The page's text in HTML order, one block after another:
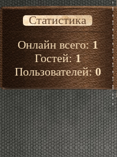
Статистика
Онлайн всего:1
Гостей:1
Пользователей:0